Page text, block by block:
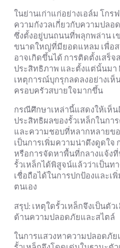
ในย่านเก่าแก่อย่างเอล์ม โกร
ความกังวลเกี่ยวกับความปลอ
ซึ่งตั้งอยู่บนถนนที่พลุกพล่าน เ
ขนาดใหญ่ที่มียอดแหลม เพื่อส
อาจเกิดขึ้นได้ การติดตั้งเสร็
ประสิทธิภาพ และตั้งแต่นั้นมา
เหตุการณ์บุกรุกลดลงอย่างเห็
ครอบครัวสบายใจมากขึ้น
กรณีศึกษาเหล่านี้แสดงให้เห็
ประสิทธิผลของรั้วเหล็กในกา
และความชอบที่หลากหลายขอ
เป็นการเพิ่มความน่าดึงดูดใจ
หรือการจัดหาพื้นที่กลางแจ้ง
รั้วเหล็กได้พิสูจน์แล้วว่าเป็นท
เชื่อถือได้ในการปกป้องและเ
ตนเอง
สรุป: เหตุใดรั้วเหล็กจึงเป็นตั
ด้านความปลอดภัยและสไตล์
ในการแสวงหาความปลอดภั